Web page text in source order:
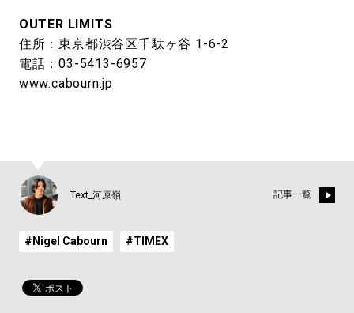
OUTER LIMITS
住所：東京都渋谷区千駄ヶ谷 1-6-2
電話：03-5413-6957
www.cabourn.jp
Text_河原嶺 記事一覧
#Nigel Cabourn #TIMEX